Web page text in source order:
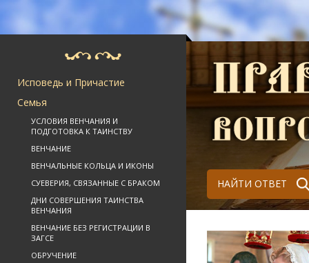
Исповедь и Причастие
Семья
УСЛОВИЯ ВЕНЧАНИЯ И
ПОДГОТОВКА К ТАИНСТВУ
ВЕНЧАНИЕ
ВЕНЧАЛЬНЫЕ КОЛЬЦА И ИКОНЫ
СУЕВЕРИЯ, СВЯЗАННЫЕ С БРАКОМ
ДНИ СОВЕРШЕНИЯ ТАИНСТВА
ВЕНЧАНИЯ
ВЕНЧАНИЕ БЕЗ РЕГИСТРАЦИИ В
ЗАГСЕ
ОБРУЧЕНИЕ
НАЙТИ ОТВЕТ